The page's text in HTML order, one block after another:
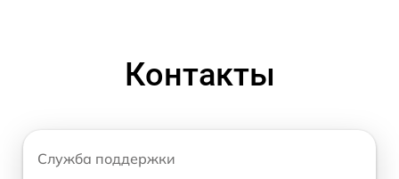
Контакты
Служба поддержки